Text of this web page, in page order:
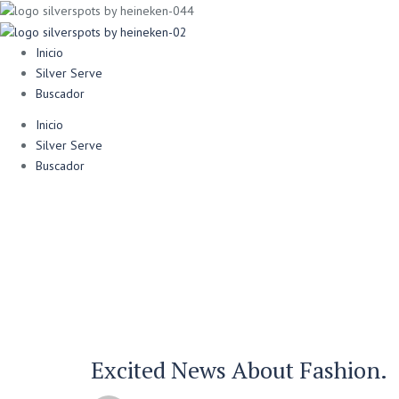
Inicio
Silver Serve
Buscador
Inicio
Silver Serve
Buscador
Excited News About Fashion.